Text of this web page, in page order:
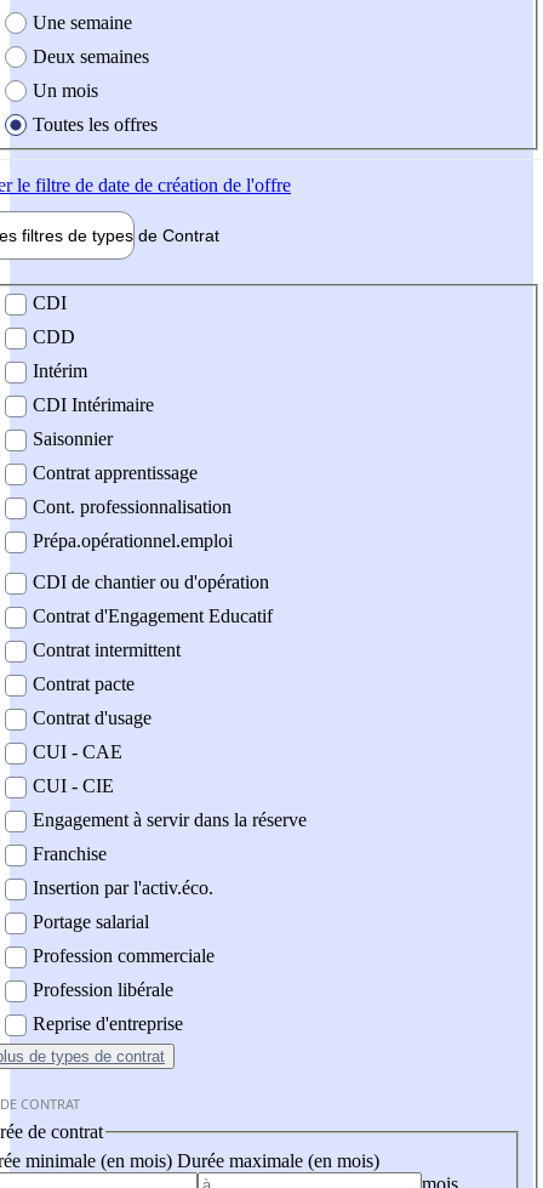
Une semaine
Deux semaines
Un mois
Toutes les offres
le filtre de date de création de l'offre
filtres de types de Contrat
contrat
CDI
CDD
Intérim
CDI Intérimaire
Saisonnier
Contrat apprentissage
Cont. professionnalisation
Prépa.opérationnel.emploi
CDI de chantier ou d'opération
Contrat d'Engagement Educatif
Contrat intermittent
Contrat pacte
Contrat d'usage
CUI - CAE
CUI - CIE
Engagement à servir dans la réserve
Franchise
Insertion par l'activ.éco.
Portage salarial
Profession commerciale
Profession libérale
Reprise d'entreprise
de types de contrat
CONTRAT
de contrat
minimale (en mois) Durée maximale (en mois)
mois